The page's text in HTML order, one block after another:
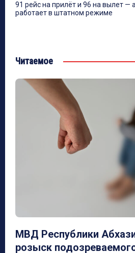
91 рейс на прилёт и 96 на вылет —
работает в штатном режиме
Читаемое
МВД Республики
розыск